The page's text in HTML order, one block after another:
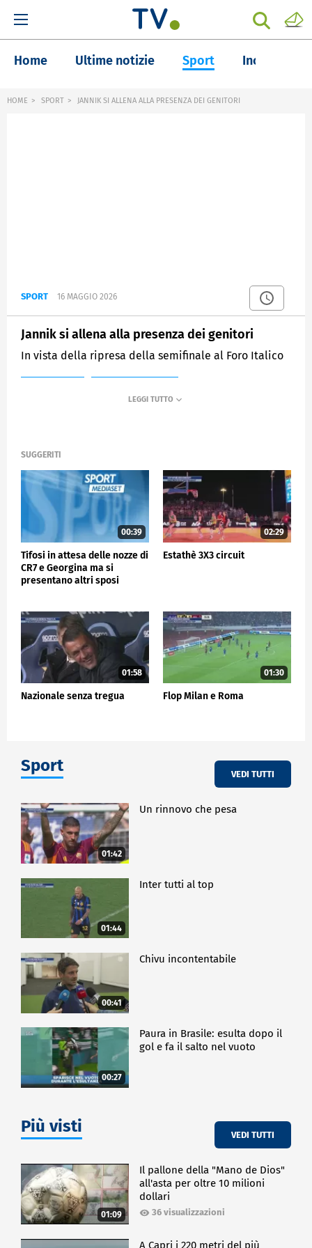
Home Ultime notizie Sport Inchieste
HOME SPORT JANNIK SI ALLENA ALLA PRESENZA DEI GENITORI
SPORT 16 MAGGIO 2026
Jannik si allena alla presenza dei genitori
In vista della ripresa della semifinale al Foro Italico
SUGGERITI
00:39
Tifosi in attesa delle nozze di
CR7 e Georgina ma si
presentano altri sposi
02:29
Estathè 3X3 circuit
01:58
Nazionale senza tregua
01:30
Flop Milan e Roma
Sport VEDI TUTTI
01:42
Un rinnovo che pesa
01:44
Inter tutti al top
00:41
Chivu incontentabile
00:27
Paura in Brasile: esulta dopo il
gol e fa il salto nel vuoto
Più visti VEDI TUTTI
01:09
Il pallone della "Mano de Dios"
all'asta per oltre 10 milioni
dollari
36 visualizzazioni
A Capri i 220 metri del più